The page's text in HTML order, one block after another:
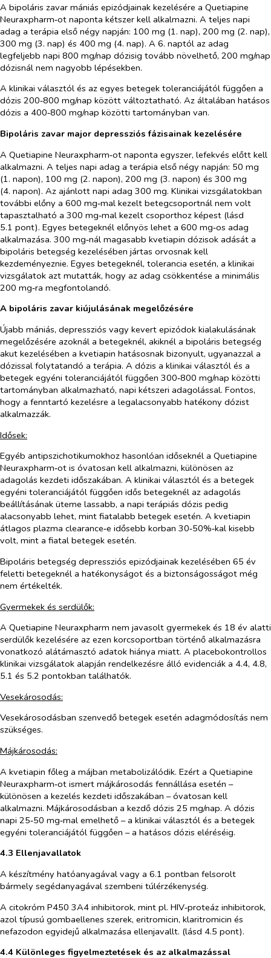
A bipoláris zavar mániás epizódjainak kezelésére a Quetiapine
Neuraxpharm‑ot naponta kétszer kell alkalmazni. A teljes napi
adag a terápia első négy napján: 100 mg (1. nap), 200 mg (2. nap),
300 mg (3. nap) és 400 mg (4. nap). A 6. naptól az adag
legfeljebb napi 800 mg/nap dózisig tovább növelhető, 200 mg/nap
dózisnál nem nagyobb lépésekben.
A klinikai választól és az egyes betegek toleranciájától függően a
dózis 200‑800 mg/nap között változtatható. Az általában hatásos
dózis a 400‑800 mg/nap közötti tartományban van.
Bipoláris zavar major depressziós fázisainak kezelésére
A Quetiapine Neuraxpharm‑ot naponta egyszer, lefekvés előtt kell
alkalmazni. A teljes napi adag a terápia első négy napján: 50 mg
(1. napon), 100 mg (2. napon), 200 mg (3. napon) és 300 mg
(4. napon). Az ajánlott napi adag 300 mg. Klinikai vizsgálatokban
további előny a 600 mg‑mal kezelt betegcsoportnál nem volt
tapasztalható a 300 mg‑mal kezelt csoporthoz képest (lásd
5.1 pont). Egyes betegeknél előnyös lehet a 600 mg‑os adag
alkalmazása. 300 mg‑nál magasabb kvetiapin dózisok adását a
bipoláris betegség kezelésében jártas orvosnak kell
kezdeményeznie. Egyes betegeknél, tolerancia esetén, a klinikai
vizsgálatok azt mutatták, hogy az adag csökkentése a minimális
200 mg‑ra megfontolandó.
A bipoláris zavar kiújulásának megelőzésére
Újabb mániás, depressziós vagy kevert epizódok kialakulásának
megelőzésére azoknál a betegeknél, akiknél a bipoláris betegség
akut kezelésében a kvetiapin hatásosnak bizonyult, ugyanazzal a
dózissal folytatandó a terápia. A dózis a klinikai választól és a
betegek egyéni toleranciájától függően 300‑800 mg/nap közötti
tartományban alkalmazható, napi kétszeri adagolással. Fontos,
hogy a fenntartó kezelésre a legalacsonyabb hatékony dózist
alkalmazzák.
Idősek:
Egyéb antipszichotikumokhoz hasonlóan időseknél a Quetiapine
Neuraxpharm‑ot is óvatosan kell alkalmazni, különösen az
adagolás kezdeti időszakában. A klinikai választól és a betegek
egyéni toleranciájától függően idős betegeknél az adagolás
beállításának üteme lassabb, a napi terápiás dózis pedig
alacsonyabb lehet, mint fiatalabb betegek esetén. A kvetiapin
átlagos plazma clearance‑e idősebb korban 30‑50%‑kal kisebb
volt, mint a fiatal betegek esetén.
Bipoláris betegség depressziós epizódjainak kezelésében 65 év
feletti betegeknél a hatékonyságot és a biztonságosságot még
nem értékelték.
Gyermekek és serdülők:
A Quetiapine Neuraxpharm nem javasolt gyermekek és 18 év alatti
serdülők kezelésére az ezen korcsoportban történő alkalmazásra
vonatkozó alátámasztó adatok hiánya miatt. A placebokontrollos
klinikai vizsgálatok alapján rendelkezésre álló evidenciák a 4.4, 4.8,
5.1 és 5.2 pontokban találhatók.
Vesekárosodás:
Vesekárosodásban szenvedő betegek esetén adagmódosítás nem
szükséges.
Májkárosodás:
A kvetiapin főleg a májban metabolizálódik. Ezért a Quetiapine
Neuraxpharm‑ot ismert májkárosodás fennállása esetén –
különösen a kezelés kezdeti időszakában – óvatosan kell
alkalmazni. Májkárosodásban a kezdő dózis 25 mg/nap. A dózis
napi 25‑50 mg‑mal emelhető – a klinikai választól és a betegek
egyéni toleranciájától függően – a hatásos dózis eléréséig.
4.3 Ellenjavallatok
A készítmény hatóanyagával vagy a 6.1 pontban felsorolt
bármely segédanyagával szembeni túlérzékenység.
A citokróm P450 3A4 inhibitorok, mint pl. HIV‑proteáz inhibitorok,
azol típusú gombaellenes szerek, eritromicin, klaritromicin és
nefazodon egyidejű alkalmazása ellenjavallt. (lásd 4.5 pont).
4.4 Különleges figyelmeztetések és az alkalmazással